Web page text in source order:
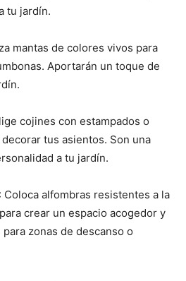
tu jardín.
mantas de colores vivos para
Aportarán un toque de
cojines con estampados o
tus asientos. Son una
a tu jardín.
: Coloca alfombras resistentes a la
crear un espacio acogedor y
zonas de descanso o